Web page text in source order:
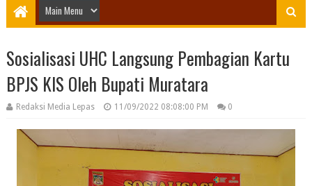
Sosialisasi UHC Langsung Pembagian Kartu
BPJS KIS Oleh Bupati Muratara
Redaksi Media Lepas 11/09/2022 08:08:00 PM 0